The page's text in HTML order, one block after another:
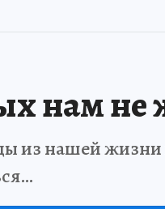
нам не
из нашей жизни